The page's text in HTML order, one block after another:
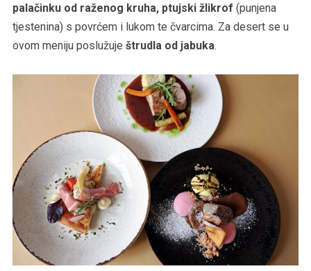
palačinku od raženog kruha, ptujski žlikrof (punjena
tjestenina) s povrćem i lukom te čvarcima. Za desert se u
ovom meniju poslužuje štrudla od jabuka.